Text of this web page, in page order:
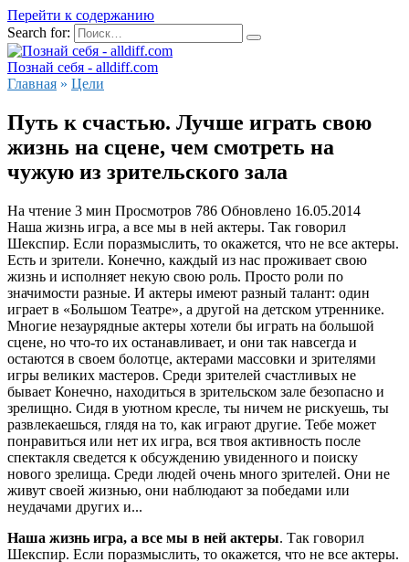
Перейти к содержанию
Search for:
Познай себя - alldiff.com
Главная » Цели
Путь к счастью. Лучше играть свою
жизнь на сцене, чем смотреть на
чужую из зрительского зала
На чтение 3 мин Просмотров 786 Обновлено 16.05.2014
Наша жизнь игра, а все мы в ней актеры. Так говорил
Шекспир. Если поразмыслить, то окажется, что не все актеры.
Есть и зрители. Конечно, каждый из нас проживает свою
жизнь и исполняет некую свою роль. Просто роли по
значимости разные. И актеры имеют разный талант: один
играет в «Большом Театре», а другой на детском утреннике.
Многие незаурядные актеры хотели бы играть на большой
сцене, но что-то их останавливает, и они так навсегда и
остаются в своем болотце, актерами массовки и зрителями
игры великих мастеров. Среди зрителей счастливых не
бывает Конечно, находиться в зрительском зале безопасно и
зрелищно. Сидя в уютном кресле, ты ничем не рискуешь, ты
развлекаешься, глядя на то, как играют другие. Тебе может
понравиться или нет их игра, вся твоя активность после
спектакля сведется к обсуждению увиденного и поиску
нового зрелища. Среди людей очень много зрителей. Они не
живут своей жизнью, они наблюдают за победами или
неудачами других и...
Наша жизнь игра, а все мы в ней актеры. Так говорил
Шекспир. Если поразмыслить, то окажется, что не все актеры.